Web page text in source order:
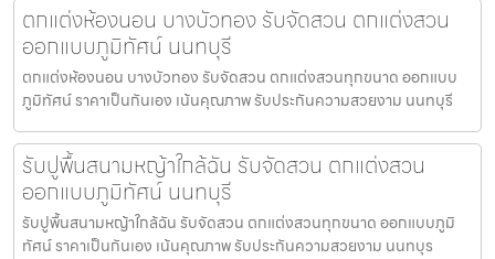
ตกแต่งห้องนอน บางบัวทอง รับจัดสวน ตกแต่งสวน
ออกแบบภูมิทัศน์ นนทบุรี
ตกแต่งห้องนอน บางบัวทอง รับจัดสวน ตกแต่งสวนทุกขนาด ออกแบบ
ภูมิทัศน์ ราคาเป็นกันเอง เน้นคุณภาพ รับประกันความสวยงาม นนทบุรี
รับปูพื้นสนามหญ้าใกล้ฉัน รับจัดสวน ตกแต่งสวน
ออกแบบภูมิทัศน์ นนทบุรี
รับปูพื้นสนามหญ้าใกล้ฉัน รับจัดสวน ตกแต่งสวนทุกขนาด ออกแบบภูมิ
ทัศน์ ราคาเป็นกันเอง เน้นคุณภาพ รับประกันความสวยงาม นนทบุร